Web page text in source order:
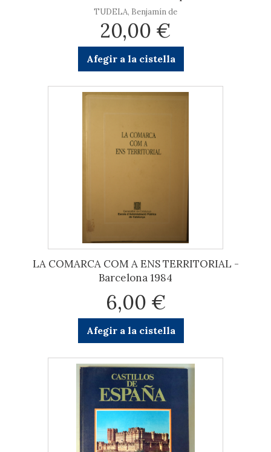
TUDELA, Benjamín de
20,00 €
Afegir a la cistella
LA COMARCA COM A ENS TERRITORIAL -
Barcelona 1984
6,00 €
Afegir a la cistella